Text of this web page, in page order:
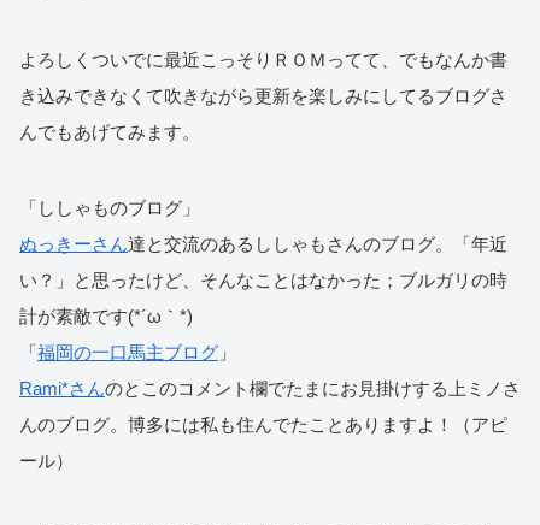
よろしくついでに最近こっそりＲＯＭってて、でもなんか書
き込みできなくて吹きながら更新を楽しみにしてるブログさ
んでもあげてみます。
「ししゃものブログ」
ぬっきーさん達と交流のあるししゃもさんのブログ。「年近
い？」と思ったけど、そんなことはなかった；ブルガリの時
計が素敵です(*´ω｀*)
「福岡の一口馬主ブログ 」
Rami*さんのとこのコメント欄でたまにお見掛けする上ミノさ
んのブログ。博多には私も住んでたことありますよ！（アピ
ール）